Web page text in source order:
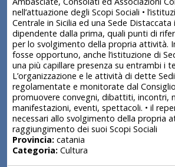
nell’attuazione degli Scopi Sociali •
Centrale in Sicilia ed una Sede Distaccata
dipendente dalla prima, quali punti di
per lo svolgimento della propria attività.
fosse opportuno, anche l’istituzione di
una più capillare presenza su entrambi i
L’organizzazione e le attività di dette
regolamentate e monitorate dal
promuovere convegni, dibattiti, incontri,
manifestazioni, eventi, spettacoli. • il
necessari allo svolgimento della propria
raggiungimento dei suoi Scopi Sociali
Provincia:catania
Categoria:Cultura